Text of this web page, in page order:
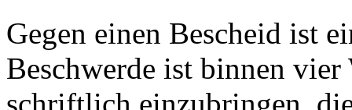
Gegen einen Bescheid ist
Beschwerde ist binnen
schriftlich einzubringen,